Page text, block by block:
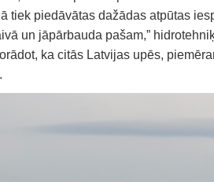
tiek piedāvātas dažādas atpūtas
un jāpārbauda pašam,”
ka citās Latvijas upēs,